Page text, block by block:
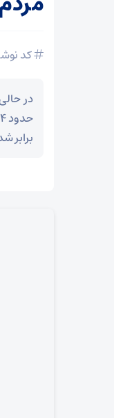
کد
برابر شده و به
وداع آزادگان